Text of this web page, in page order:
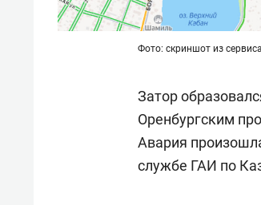
Фото: скриншот из
Затор
Оренбургским
Авария
службе ГАИ по